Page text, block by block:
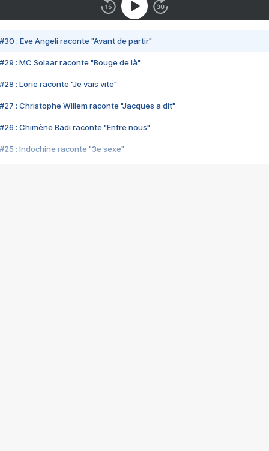
#30 : Eve Angeli raconte "Avant de partir"
#29 : MC Solaar raconte "Bouge de là"
#28 : Lorie raconte "Je vais vite"
#27 : Christophe Willem raconte "Jacques a dit"
#26 : Chimène Badi raconte "Entre nous"
#25 : Indochine raconte "3e sexe"